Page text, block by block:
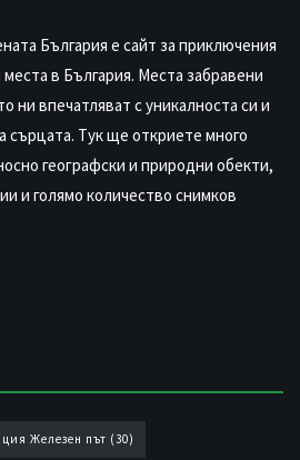
България е сайт за приключения
в България. Места забравени
ни впечатляват с уникалноста си и
сърцата. Тук ще откриете много
географски и природни обекти,
и голямо количество снимков
Железен път (30)